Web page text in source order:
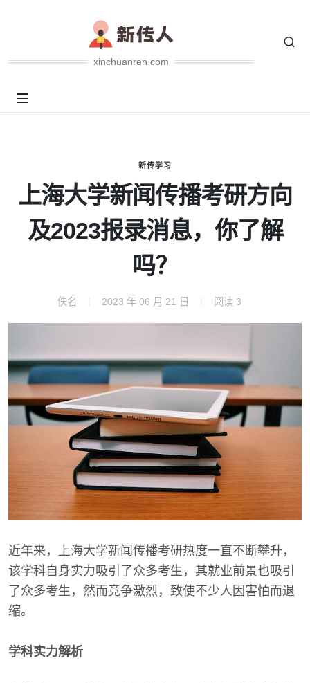
xinchuanren.com
新传学习
上海大学新闻传播考研方向
及2023报录消息，你了解
吗？
佚名 2023 年 06 月 21 日 阅读 3
近年来，上海大学新闻传播考研热度一直不断攀升，
该学科自身实力吸引了众多考生，其就业前景也吸引
了众多考生，然而竞争激烈，致使不少人因害怕而退
缩。
学科实力解析